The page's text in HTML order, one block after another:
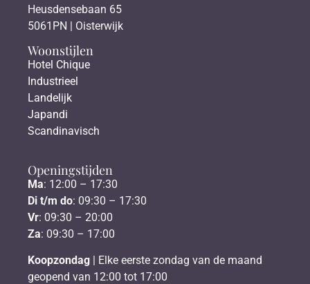
Heusdensebaan 65
5061PN | Oisterwijk
Woonstijlen
Hotel Chique
Industrieel
Landelijk
Japandi
Scandinavisch
Openingstijden
Ma: 12:00 – 17:30
Di t/m do: 09:30 – 17:30
Vr: 09:30 – 20:00
Za: 09:30 – 17:00
Koopzondag | Elke eerste zondag van de maand
geopend van 12:00 tot 17:00